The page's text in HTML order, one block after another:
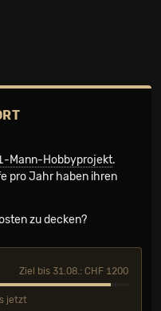
Mann-Hobbyprojekt.
pro Jahr haben ihren
zu decken?
Ziel bis 31.08.: CHF 1200
jetzt